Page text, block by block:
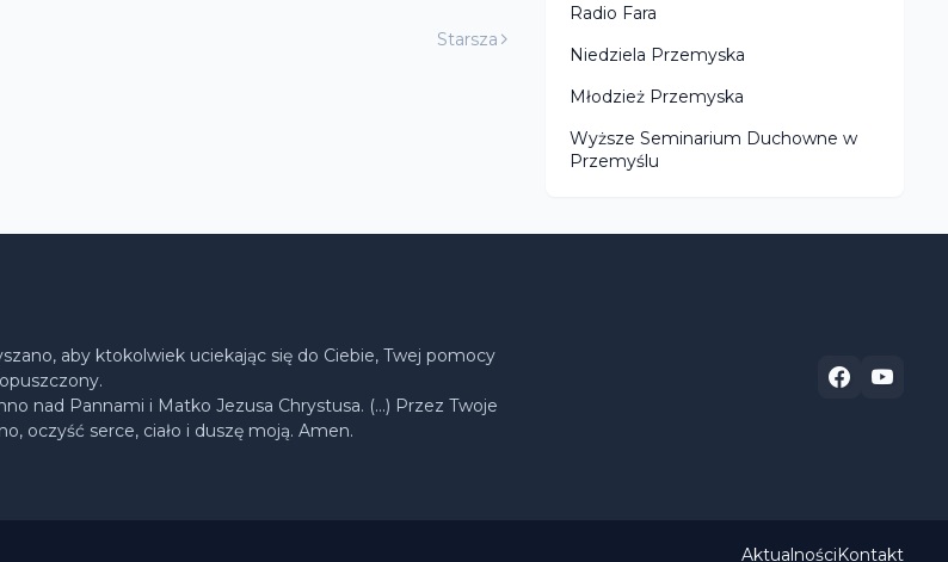
Starsza
Radio Fara
Niedziela Przemyska
Młodzież Przemyska
Wyższe Seminarium Duchowne w
Przemyślu
aby ktokolwiek uciekając się do Ciebie, Twej pomocy
nad Pannami i Matko Jezusa Chrystusa. (…) Przez Twoje
oczyść serce, ciało i duszę moją. Amen.
AktualnościKontakt